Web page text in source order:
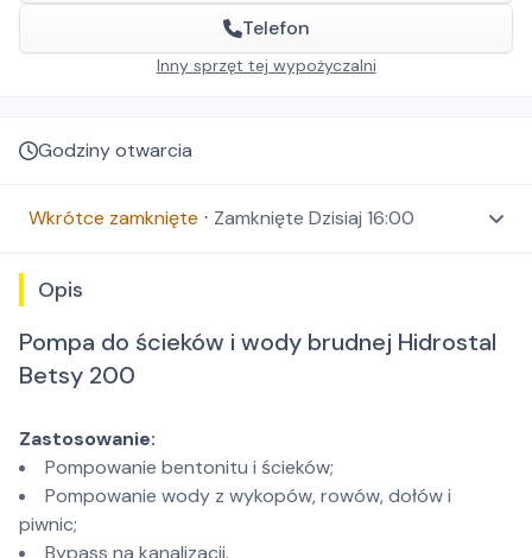
Telefon
Inny sprzęt tej wypożyczalni
Godziny otwarcia
Wkrótce zamknięte ⋅ Zamknięte Dzisiaj 16:00
Opis
Pompa do ścieków i wody brudnej Hidrostal
Betsy 200
Zastosowanie:
Pompowanie bentonitu i ścieków;
Pompowanie wody z wykopów, rowów, dołów i
piwnic;
Bypass na kanalizacji.